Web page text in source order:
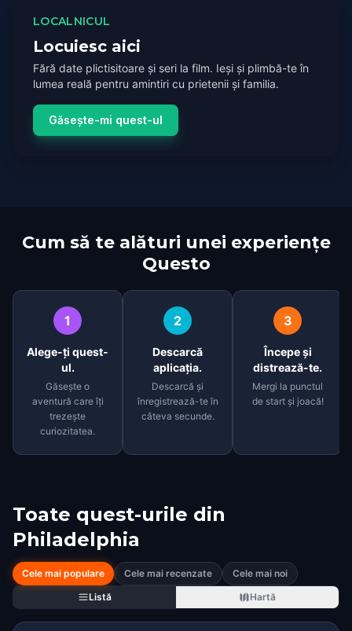
LOCALNICUL
Locuiesc aici
Fără date plictisitoare și seri la film. Ieși și plimbă-te în
lumea reală pentru amintiri cu prietenii și familia.
Găsește-mi quest-ul
Cum să te alături unei experiențe
Questo
1
Alege-ți quest-
ul.
Găsește o
aventură care îți
trezește
curiozitatea.
2
Descarcă
aplicația.
Descarcă și
înregistrează-te în
câteva secunde.
3
Începe și
distrează-te.
Mergi la punctul
de start și joacă!
Toate quest-urile din
Philadelphia
Cele mai populare Cele mai recenzate
Cele mai noi
Listă
Hartă